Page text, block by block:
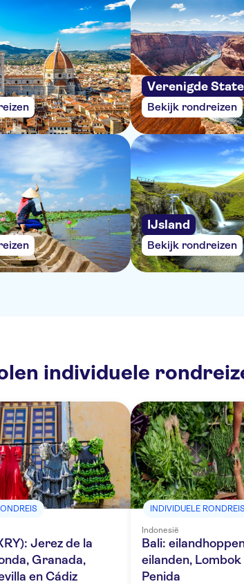
Verenigde
Bekijk rondreizen
IJsland
Bekijk rondreizen
individuele
Jerez de la
Granada,
en Cádiz
INDIVIDUELE RONDREIS
Indonesië
Bali:
eilanden, Lombok
Penida